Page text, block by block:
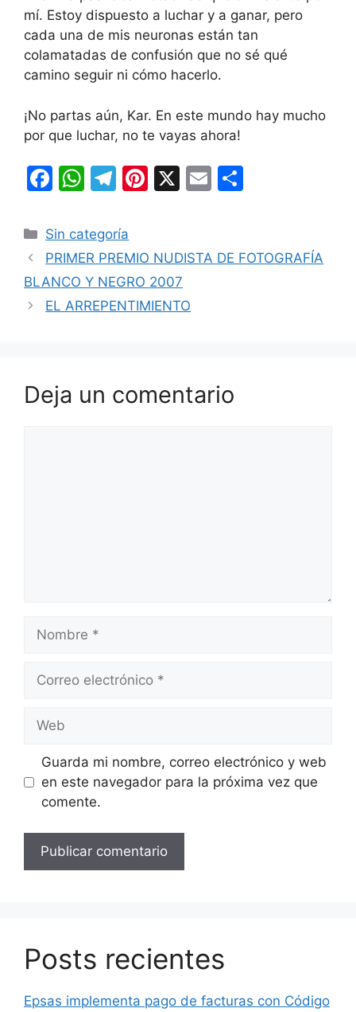
mí. Estoy dispuesto a luchar y a ganar, pero
cada una de mis neuronas están tan
colamatadas de confusión que no sé qué
camino seguir ni cómo hacerlo.
¡No partas aún, Kar. En este mundo hay mucho
por que luchar, no te vayas ahora!
F
c
e
b
o
W
at
s
A
p
T
e
gr
a
m
Pi
e
st
X
E
l
p
Categorías
Sin categoría
PRIMER PREMIO NUDISTA DE FOTOGRAFÍA
BLANCO Y NEGRO 2007
EL ARREPENTIMIENTO
Deja un comentario
Nombre
Correo
Web
Guarda mi nombre, correo electrónico y web
en este navegador para la próxima vez que
comente.
Posts recientes
Epsas implementa pago de facturas con Código